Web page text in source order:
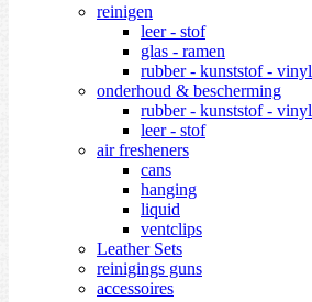
reinigen
leer - stof
glas - ramen
rubber - kunststof - vinyl
onderhoud & bescherming
rubber - kunststof - vinyl
leer - stof
air fresheners
cans
hanging
liquid
ventclips
Leather Sets
reinigings guns
accessoires